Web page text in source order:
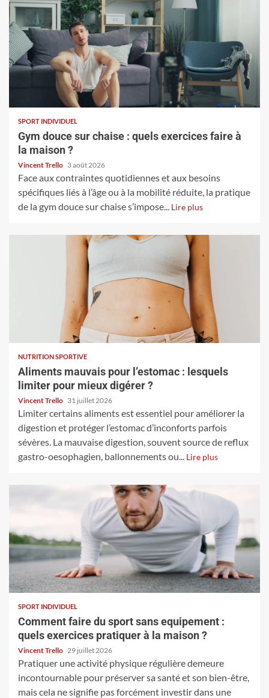
SPORT INDIVIDUEL
Gym douce sur chaise : quels exercices faire à
la maison ?
Vincent Trello 3 août 2026
Face aux contraintes quotidiennes et aux besoins
spécifiques liés à l’âge ou à la mobilité réduite, la pratique
de la gym douce sur chaise s’impose... Lire plus
NUTRITION SPORTIVE
Aliments mauvais pour l’estomac : lesquels
limiter pour mieux digérer ?
Vincent Trello 31 juillet 2026
Limiter certains aliments est essentiel pour améliorer la
digestion et protéger l’estomac d’inconforts parfois
sévères. La mauvaise digestion, souvent source de reflux
gastro-oesophagien, ballonnements ou... Lire plus
SPORT INDIVIDUEL
Comment faire du sport sans equipement :
quels exercices pratiquer à la maison ?
Vincent Trello 29 juillet 2026
Pratiquer une activité physique régulière demeure
incontournable pour préserver sa santé et son bien-être,
mais cela ne signifie pas forcément investir dans une